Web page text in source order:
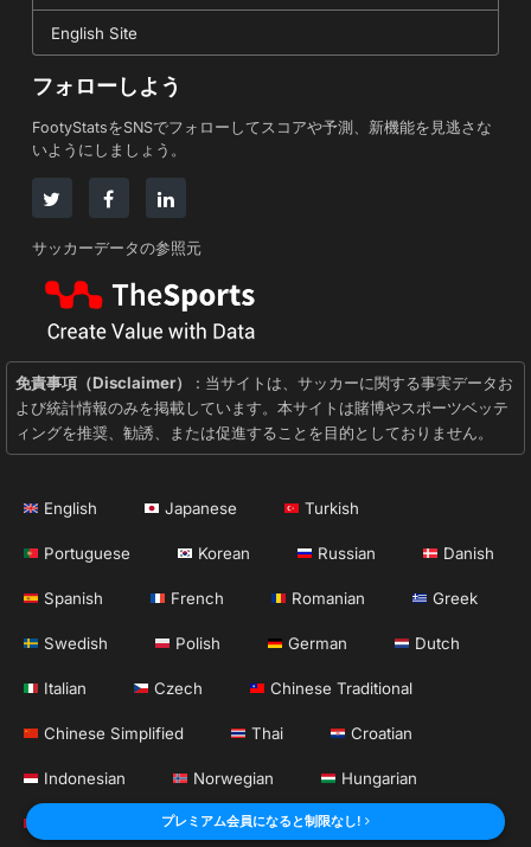
English Site
フォローしよう
FootyStatsをSNSでフォローしてスコアや予測、新機能を見逃さな
いようにしましょう。
サッカーデータの参照元
免責事項（Disclaimer）
: 当サイトは、サッカーに関する事実データお
よび統計情報のみを掲載しています。本サイトは賭博やスポーツベッテ
ィングを推奨、勧誘、または促進することを目的としておりません。
English Japanese Turkish
Portuguese Korean Russian Danish
Spanish French Romanian Greek
Swedish Polish German Dutch
Italian Czech Chinese Traditional
Chinese Simplified Thai Croatian
Indonesian Norwegian Hungarian
Bulgarian Serbian
プレミアム会員になると制限なし!